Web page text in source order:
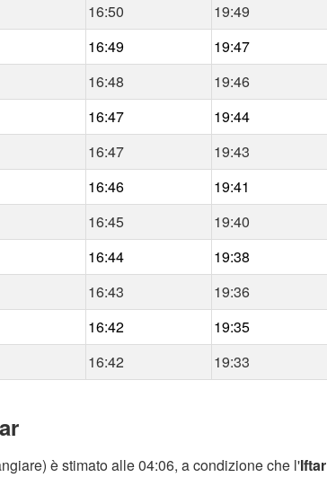
16:50 19:49
16:49 19:47
16:48 19:46
16:47 19:44
16:47 19:43
16:46 19:41
16:45 19:40
16:44 19:38
16:43 19:36
16:42 19:35
16:42 19:33
è stimato alle 04:06, a condizione che l'Iftar